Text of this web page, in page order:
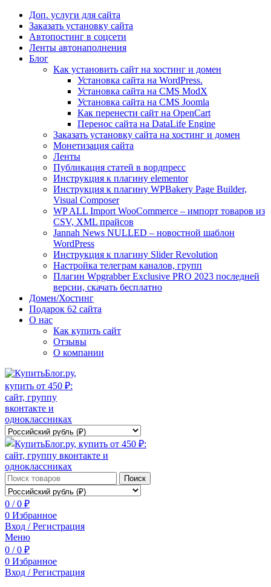
Доп. услуги для сайта
Заказать установку сайта
Автопостинг в соцсети
Ленты автонаполнения
Блог
Как установить сайт на хостинг и домен
Установка сайта на WordPress.
Установка сайта на CMS ModX
Установка сайта на CMS Joomla
Как перенести сайт на OpenCart
Перенос сайта на DataLife Engine
Заказать установку сайта на хостинг и домен
Монетизация сайта
Ленты
Публикация статей в вордпресс
Инструкция к плагину elementor
Инструкция к плагину WPBakery Page Builder,
Visual Composer
WP ALL Import WooCommerce – импорт товаров из
CSV, XML прайсов
Jannah News NULLED – новостной шаблон
WordPress
Инструкция к плагину Slider Revolution
Настройка телеграм каналов, групп
Плагин Wpgrabber Exclusive PRO 2023 последней
версии, скачать бесплатно
Домен/Хостинг
Подарок 62 сайта
О нас
Как купить сайт
Отзывы
О компании
Поиск
0 / 0 ₽
0 Избранное
Вход / Регистрация
Меню
0 / 0 ₽
0 Избранное
Вход / Регистрация